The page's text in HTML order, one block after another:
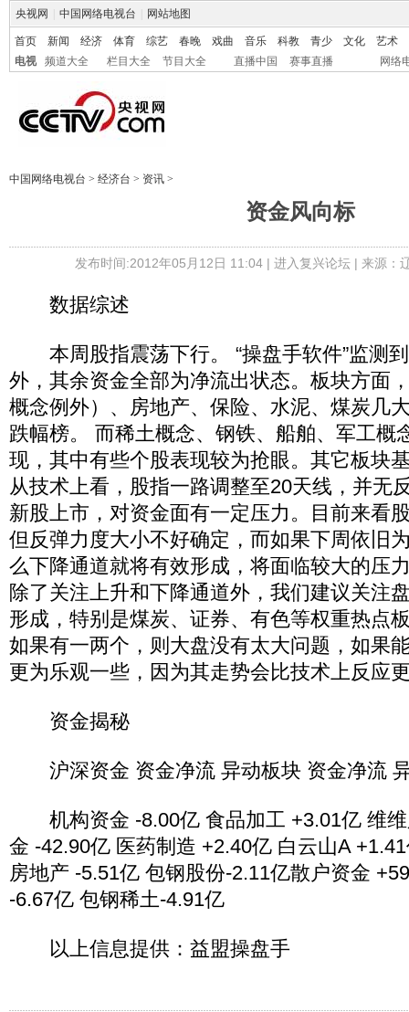
央视网 中国网络电视台 网站地图
首页 新闻 经济 体育 综艺 春晚 戏曲 音乐 科教 青少 文化
艺术
电视
频道大全 栏目大全 节目大全 直播中国 赛事直播 网络
中国网络电视台 > 经济台 > 资讯 >
资金风向标
发布时间:2012年05月12日 11:04 | 进入复兴论坛| 来源：
数据综述
本周股指震荡下行。 “操盘手软件”监测
外，其余资金全部为净流出状态。板块方面
概念例外）、房地产、保险、水泥、煤炭几
跌幅榜。 而稀土概念、钢铁、船舶、军工概
现，其中有些个股表现较为抢眼。其它板块
从技术上看，股指一路调整至20天线，并无
新股上市，对资金面有一定压力。目前来看
但反弹力度大小不好确定，而如果下周依旧
么下降通道就将有效形成，将面临较大的压
除了关注上升和下降通道外，我们建议关注
形成，特别是煤炭、证券、有色等权重热点
如果有一两个，则大盘没有太大问题，如果
更为乐观一些，因为其走势会比技术上反应
资金揭秘
沪深资金 资金净流 异动板块 资金净流
机构资金 -8.00亿 食品加工 +3.01亿 维维
金 -42.90亿 医药制造 +2.40亿 白云山A
房地产 -5.51亿 包钢股份-2.11亿散户资金
-6.67亿 包钢稀土-4.91亿
以上信息提供：益盟操盘手